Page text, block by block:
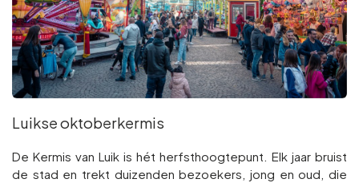
FR EN NL DE
Luikse oktoberkermis
De Kermis van Luik is hét herfsthoogtepunt. Elk jaar bruist
de stad en trekt duizenden bezoekers, jong en oud, die